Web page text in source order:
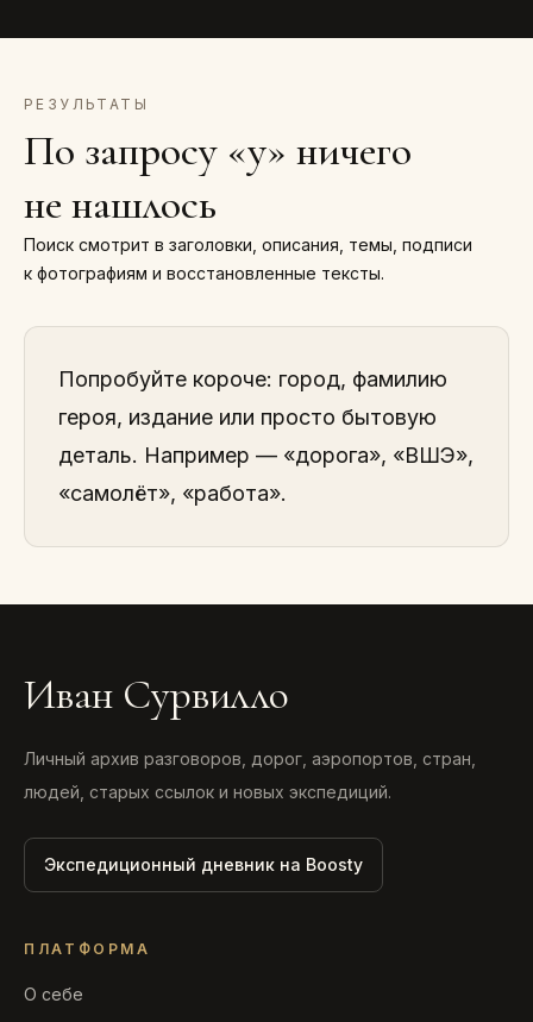
РЕЗУЛЬТАТЫ
По запросу «y» ничего
не нашлось
Поиск смотрит в заголовки, описания, темы, подписи
к фотографиям и восстановленные тексты.
Попробуйте короче: город, фамилию
героя, издание или просто бытовую
деталь. Например — «дорога», «ВШЭ»,
«самолёт», «работа».
Иван Сурвилло
Личный архив разговоров, дорог, аэропортов, стран,
людей, старых ссылок и новых экспедиций.
Экспедиционный дневник на Boosty
ПЛАТФОРМА
О себе